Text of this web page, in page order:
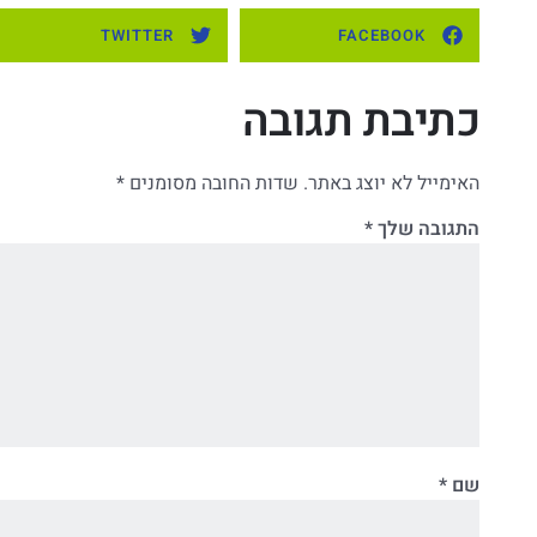
FACEBOOK
TWITTER
כתיבת תגובה
האימייל לא יוצג באתר. שדות החובה מסומנים *
התגובה שלך*
שם *